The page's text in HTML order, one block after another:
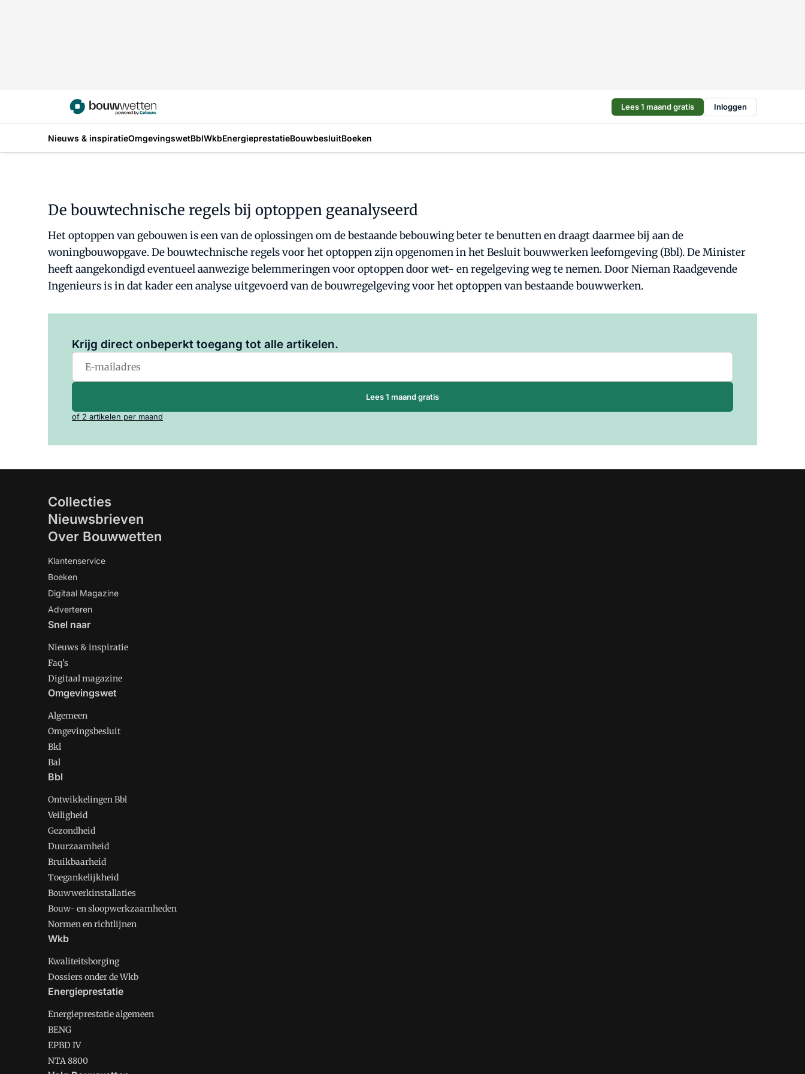
Lees 1 maand gratis Inloggen
Nieuws & inspiratieOmgevingswetBblWkbEnergieprestatieBouwbesluitBoeken
De bouwtechnische regels bij optoppen geanalyseerd
Het optoppen van gebouwen is een van de oplossingen om de bestaande bebouwing beter te benutten en draagt daarmee bij aan de
woningbouwopgave. De bouwtechnische regels voor het optoppen zijn opgenomen in het Besluit bouwwerken leefomgeving (Bbl). De Minister
heeft aangekondigd eventueel aanwezige belemmeringen voor optoppen door wet- en regelgeving weg te nemen. Door Nieman Raadgevende
Ingenieurs is in dat kader een analyse uitgevoerd van de bouwregelgeving voor het optoppen van bestaande bouwwerken.
Krijg direct onbeperkt toegang tot alle artikelen.
Lees 1 maand gratis
of 2 artikelen per maand
Collecties
Nieuwsbrieven
Over Bouwwetten
Klantenservice
Boeken
Digitaal Magazine
Adverteren
Snel naar
Nieuws & inspiratie
Faq's
Digitaal magazine
Omgevingswet
Algemeen
Omgevingsbesluit
Bkl
Bal
Bbl
Ontwikkelingen Bbl
Veiligheid
Gezondheid
Duurzaamheid
Bruikbaarheid
Toegankelijkheid
Bouwwerkinstallaties
Bouw- en sloopwerkzaamheden
Normen en richtlijnen
Wkb
Kwaliteitsborging
Dossiers onder de Wkb
Energieprestatie
Energieprestatie algemeen
BENG
EPBD IV
NTA 8800